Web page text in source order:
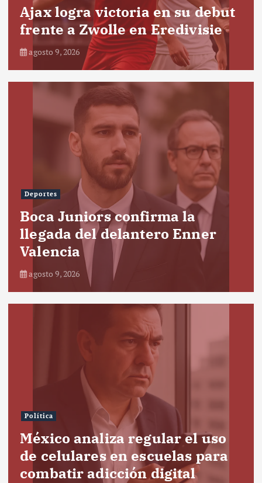
Ajax logra victoria en su debut
frente a Zwolle en Eredivisie
agosto 9, 2026
Deportes
Boca Juniors confirma la
llegada del delantero Enner
Valencia
agosto 9, 2026
Política
México analiza regular el uso
de celulares en escuelas para
combatir adicción digital